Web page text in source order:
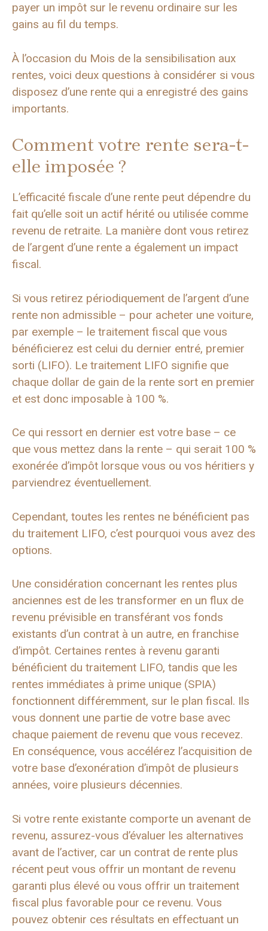
payer un impôt sur le revenu ordinaire sur les
gains au fil du temps.
À l’occasion du Mois de la sensibilisation aux
rentes, voici deux questions à considérer si vous
disposez d’une rente qui a enregistré des gains
importants.
Comment votre rente sera-t-
elle imposée ?
L’efficacité fiscale d’une rente peut dépendre du
fait qu’elle soit un actif hérité ou utilisée comme
revenu de retraite. La manière dont vous retirez
de l’argent d’une rente a également un impact
fiscal.
Si vous retirez périodiquement de l’argent d’une
rente non admissible – pour acheter une voiture,
par exemple – le traitement fiscal que vous
bénéficierez est celui du dernier entré, premier
sorti (LIFO). Le traitement LIFO signifie que
chaque dollar de gain de la rente sort en premier
et est donc imposable à 100 %.
Ce qui ressort en dernier est votre base – ce
que vous mettez dans la rente – qui serait 100 %
exonérée d’impôt lorsque vous ou vos héritiers y
parviendrez éventuellement.
Cependant, toutes les rentes ne bénéficient pas
du traitement LIFO, c’est pourquoi vous avez des
options.
Une considération concernant les rentes plus
anciennes est de les transformer en un flux de
revenu prévisible en transférant vos fonds
existants d’un contrat à un autre, en franchise
d’impôt. Certaines rentes à revenu garanti
bénéficient du traitement LIFO, tandis que les
rentes immédiates à prime unique (SPIA)
fonctionnent différemment, sur le plan fiscal. Ils
vous donnent une partie de votre base avec
chaque paiement de revenu que vous recevez.
En conséquence, vous accélérez l’acquisition de
votre base d’exonération d’impôt de plusieurs
années, voire plusieurs décennies.
Si votre rente existante comporte un avenant de
revenu, assurez-vous d’évaluer les alternatives
avant de l’activer, car un contrat de rente plus
récent peut vous offrir un montant de revenu
garanti plus élevé ou vous offrir un traitement
fiscal plus favorable pour ce revenu. Vous
pouvez obtenir ces résultats en effectuant un